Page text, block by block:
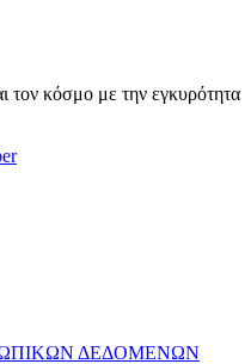
τον κόσμο με την εγκυρότητα
ΔΕΔΟΜΕΝΩΝ